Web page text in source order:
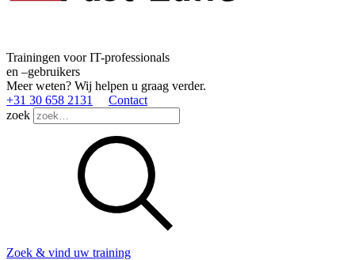
Trainingen voor IT-professionals
en –gebruikers
Meer weten? Wij helpen u graag verder.
+31 30 658 2131
Contact
zoek
Zoek & vind uw training